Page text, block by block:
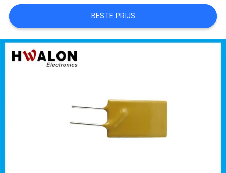
SITEMAP
PRIVACYBELEID
BESTE PRIJS